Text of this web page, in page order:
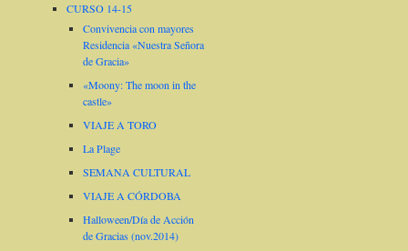
CURSO 14-15
Convivencia con mayores
Residencia «Nuestra Señora
de Gracia»
«Moony: The moon in the
castle»
VIAJE A TORO
La Plage
SEMANA CULTURAL
VIAJE A CÓRDOBA
Halloween/Día de Acción
de Gracias (nov.2014)